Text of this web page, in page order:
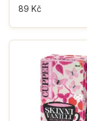
89 Kč